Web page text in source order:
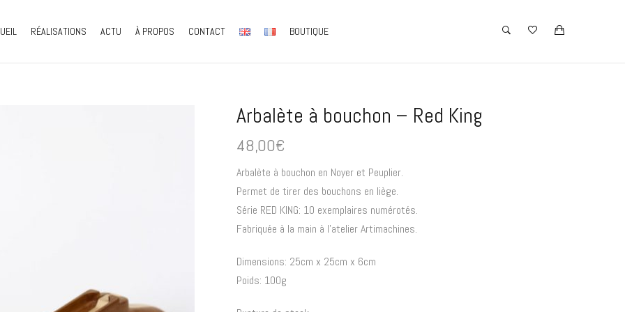
RÉALISATIONS ACTU À PROPOS CONTACT BOUTIQUE
Arbalète à bouchon – Red King
48,00€
Arbalète à bouchon en Noyer et Peuplier.
Permet de tirer des bouchons en liège.
Série RED KING: 10 exemplaires numérotés.
Fabriquée à la main à l’atelier Artimachines.
Dimensions: 25cm x 25cm x 6cm
Poids: 100g